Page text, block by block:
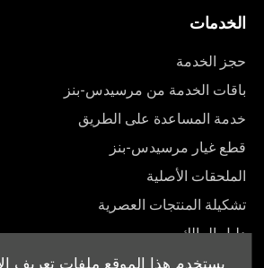
يستخدم هذا الموقع ملفات تعريف
الخدمات
حجز الخدمة
باقات الخدمة من مرسيدس-بنز
خدمة المساعدة على الطريق
قطع غيار مرسيدس-بنز
الملحقات الأصلية
تشكيلة المنتجات العصرية
دليل المالك